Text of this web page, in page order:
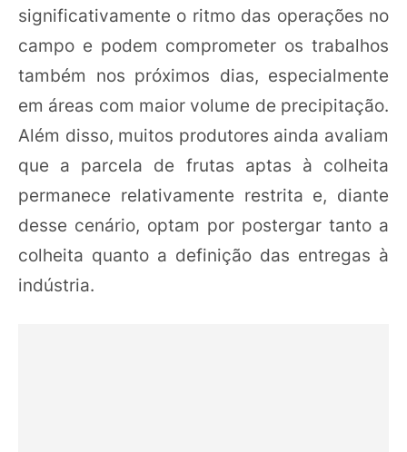
significativamente o ritmo das operações no
campo e podem comprometer os trabalhos
também nos próximos dias, especialmente
em áreas com maior volume de precipitação.
Além disso, muitos produtores ainda avaliam
que a parcela de frutas aptas à colheita
permanece relativamente restrita e, diante
desse cenário, optam por postergar tanto a
colheita quanto a definição das entregas à
indústria.